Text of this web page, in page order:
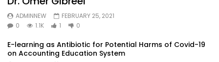
ADMINNEW
FEBRUARY 25, 2021
0
1.1K 1 0
E-learning as Antibiotic for Potential Harms of Covid-19
on Accounting Education System